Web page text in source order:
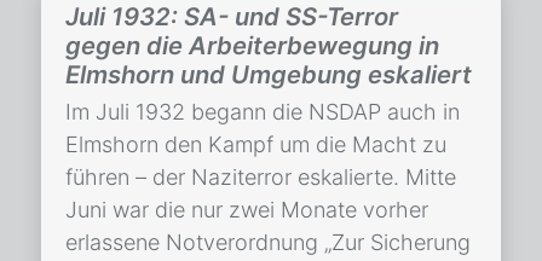
Juli 1932: SA- und SS-Terror
gegen die Arbeiterbewegung in
Elmshorn und Umgebung eskaliert
Im Juli 1932 begann die NSDAP auch in
Elmshorn den Kampf um die Macht zu
führen – der Naziterror eskalierte. Mitte
Juni war die nur zwei Monate vorher
erlassene Notverordnung „Zur Sicherung